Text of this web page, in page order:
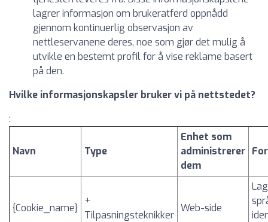
lagrer informasjon om brukeratferd oppnådd
gjennom kontinuerlig observasjon av
nettleservanene deres, noe som gjør det mulig å
utvikle en bestemt profil for å vise reklame basert
på den.
Hvilke informasjonskapsler bruker vi på nettstedet?
:
Navn Type
Enhet som
administrerer
dem
{Cookie_name}
+
Tilpasningsteknikker
Web-side